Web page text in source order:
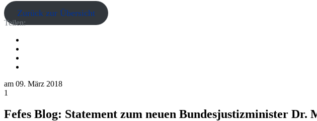
Zurück zur Übersicht
Teilen:
am 09. März 2018
1
Fefes Blog: Statement zum neuen Bundesjustizminister